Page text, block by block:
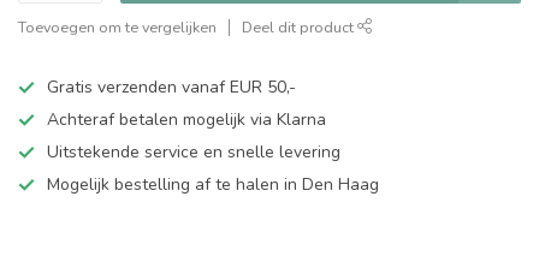
Toevoegen om te vergelijken Deel dit product
Gratis verzenden vanaf EUR 50,-
Achteraf betalen mogelijk via Klarna
Uitstekende service en snelle levering
Mogelijk bestelling af te halen in Den Haag